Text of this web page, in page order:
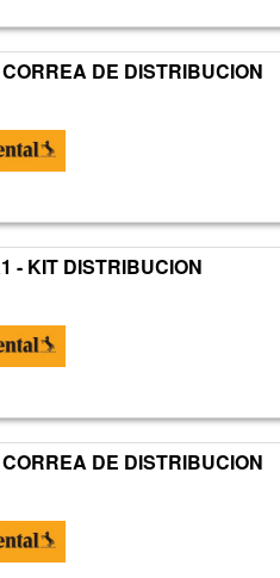
DE DISTRIBUCION
- KIT DISTRIBUCION
DE DISTRIBUCION